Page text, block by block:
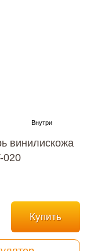
винилискожа
020
Купить